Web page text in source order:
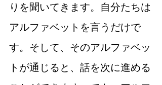
りを聞いてきます。自分たちは
アルファベットを言うだけで
す。そして、そのアルファベッ
トが通じると、話を次に進める